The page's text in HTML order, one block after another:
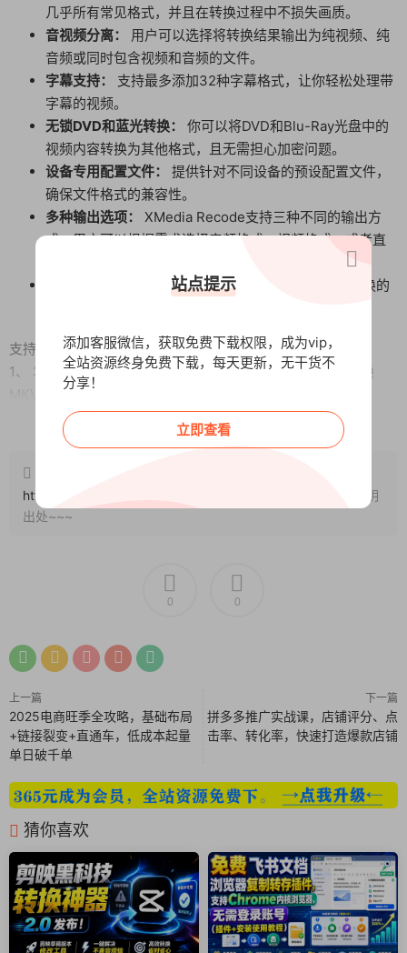
几乎所有常见格式，并且在转换过程中不损失画质。
音视频分离：
用户可以选择将转换结果输出为纯视频、纯
音频或同时包含视频和音频的文件。
字幕支持：
支持最多添加32种字幕格式，让你轻松处理带
字幕的视频。
无锁DVD和蓝光转换：
你可以将DVD和Blu-Ray光盘中的
视频内容转换为其他格式，且无需担心加密问题。
设备专用配置文件：
提供针对不同设备的预设配置文件，
确保文件格式的兼容性。
多种输出选项：
XMedia Recode支持三种不同的输出方
式，用户可以根据需求选择音频格式、视频格式，或者直
提供简单的视频剪辑工具，让你在转换的
支持转换的格式类型：
1、 3GP 转换 AVI, 3GP 转换 FLV, 3GP 转换 MP4, 3GP 转换
MKV, 3GP 转换 MOV, 3GP 转换 WebM,
2、 AAC 转换 AC3, AAC 转换 Flac, AAC 转换 MP3, AAC 转换
Opus, AAC 转换 Vorbis, AAC 转换 WAV,
4、 ASF 转换 3GP, ASF 转换 FLV, ASF 转换 MP4, ASF 转换
AVI 转换 OGM, AVI 转换 WebM,
6、 DVD 转换 3GP, DVD 转换 AC3, DVD 转换 AVI, DVD 转换
7、 DVD 转换 SVCD, DVD 转换 VCD, DVD 转换 WMV,
8、 FLV 转换 3GP, FLV 转换 AVI, FLV 转换 MKV, FLV 转换
MP4,FLV 转换 MOV, FLV 转换 Mp3, FLV 转换 WebM,
9、 MP2 转换 AAC, MP2 转换 AC3, MP2 转换 Flac, MP2 转换
MP3, MP2 转换 Opus, MP2 转换 Vorbis, MP2 转换 WAV,
10、MP3 转换 AAC, MP3 转换 AC3,MP3 转换 Flac, MP3 转换
MP2, MP3 转换 Opus, MP3 转换 Vorbis, MP3 转换 WAV,
11、MP4 转换 AVI, MP4 转换 FLV, MP4 转换 MKV, MP4 转换
MOV, MP4 转换 OGM, MP4 转换 WebM,
12、MOV 转换 3GP, MOV 转换 AVI, MOV 转换 FLV, MOV 转换
MP4, MOV 转换 OGM, MOV 转换 WebM,
13、MKV 转换 3GP, MKV 转换 AVI, MKV 转换 FLV, MKV 转换
MP4, MKV 转换 MOV, MKV 转换 OGM,
14、MKV 转换 WebM,
阅读全文
http://www.wangxunke.cn/rjzq/dnrj/13221.html
，转载请注明
出处~~~
0 0
上一篇
2025电商旺季全攻略，基础布局
+链接裂变+直通车，低成本起量
单日破千单
下一篇
拼多多推广实战课，店铺评分、点
击率、转化率，快速打造爆款店铺
猜你喜欢
站点提示
添加客服微信，获取免费下载权限，成为vip，
全站资源终身免费下载，每天更新，无干货不
分享！
立即查看